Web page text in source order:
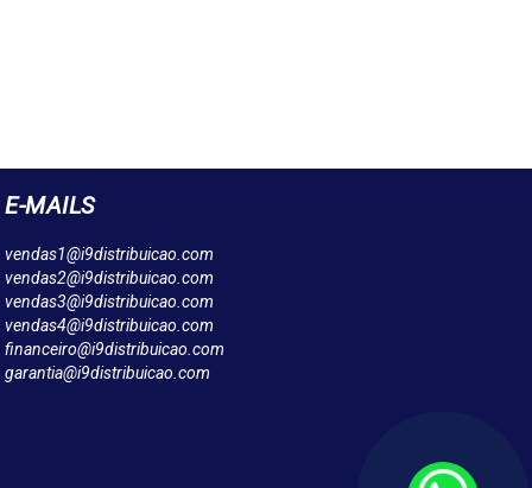
E-MAILS
vendas1@i9distribuicao.com
vendas2@i9distribuicao.com
vendas3@i9distribuicao.com
vendas4@i9distribuicao.com
financeiro@i9distribuicao.com
garantia@i9distribuicao.com